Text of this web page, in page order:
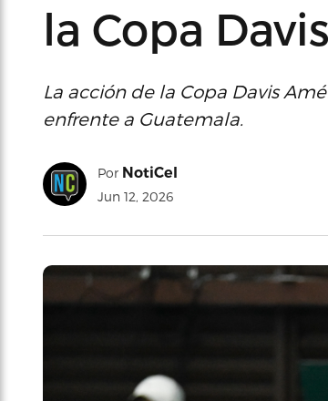
la Copa
La acción de la Copa Davis
enfrente a Guatemala.
Por NotiCel
Jun 12, 2026